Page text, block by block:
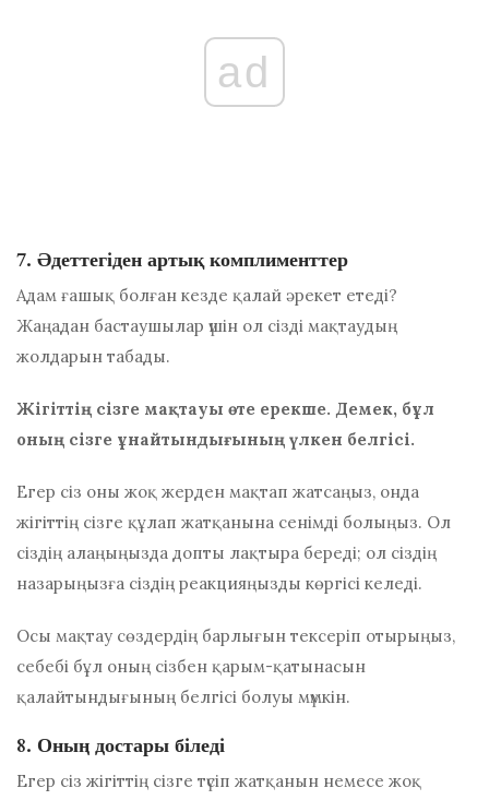
ad
7. Әдеттегіден артық комплименттер
Адам ғашық болған кезде қалай әрекет етеді?
Жаңадан бастаушылар үшін ол сізді мақтаудың
жолдарын табады.
Жігіттің сізге мақтауы өте ерекше. Демек, бұл
оның сізге ұнайтындығының үлкен белгісі.
Егер сіз оны жоқ жерден мақтап жатсаңыз, онда
жігіттің сізге құлап жатқанына сенімді болыңыз. Ол
сіздің алаңыңызда допты лақтыра береді; ол сіздің
назарыңызға сіздің реакцияңызды көргісі келеді.
Осы мақтау сөздердің барлығын тексеріп отырыңыз,
себебі бұл оның сізбен қарым-қатынасын
қалайтындығының белгісі болуы мүмкін.
8. Оның достары біледі
Егер сіз жігіттің сізге түсіп жатқанын немесе жоқ